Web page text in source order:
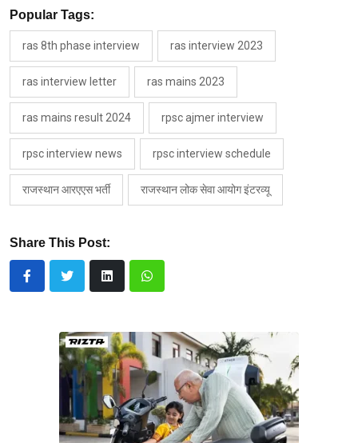
Popular Tags:
ras 8th phase interview ras interview 2023
ras interview letter ras mains 2023
ras mains result 2024 rpsc ajmer interview
rpsc interview news rpsc interview schedule
राजस्थान आरएएस भर्ती राजस्थान लोक सेवा आयोग इंटरव्यू
Share This Post: